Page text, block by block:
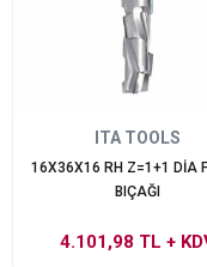
ITA TOOLS
16X36X16 RH Z=1+1 DİA
BIÇAĞI
4.101,98 TL +